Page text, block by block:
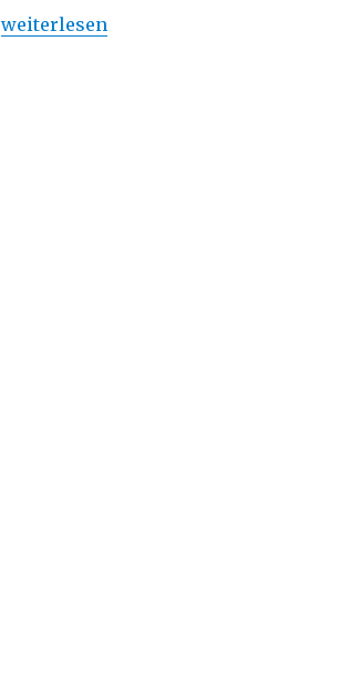
„Biennale Images Vevey 2024“
weiterlesen